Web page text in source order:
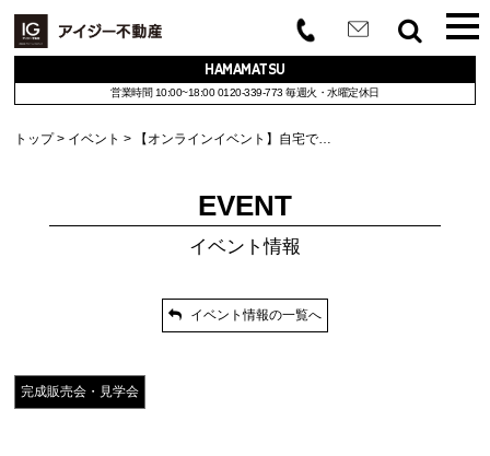
HAMAMATSU
営業時間 10:00~18:00 0120-339-773 毎週火・水曜定休日
トップ イベント 【オンラインイベント】自宅で…
EVENT
イベント情報
イベント情報の一覧へ
完成販売会・見学会